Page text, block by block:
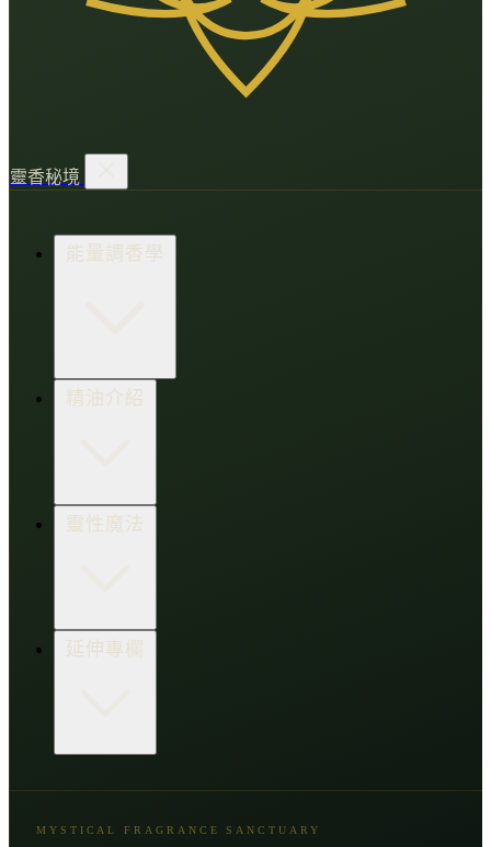
靈香秘境
能量調香學
香氛調頻術
生活點子王
精油介紹
木質類
樹脂類
靈性魔法
顯化與吸引力
延伸專欄
古文明與神話
節氣與民俗
MYSTICAL FRAGRANCE SANCTUARY